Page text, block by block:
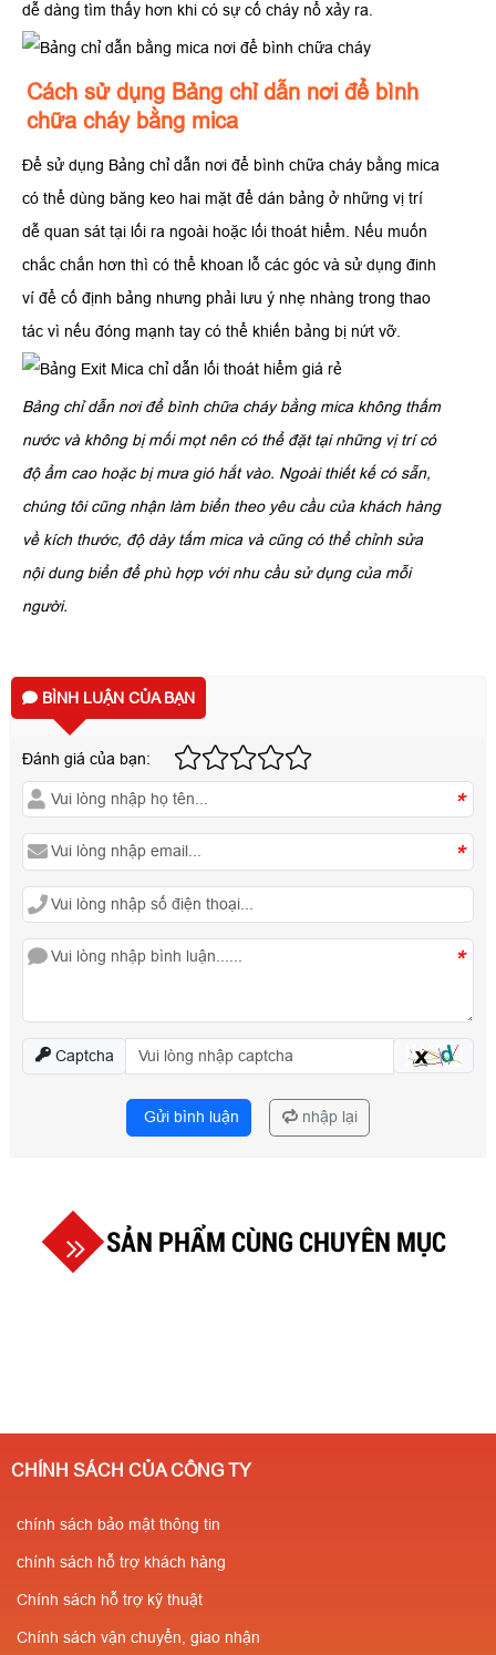
dễ dàng tìm thấy hơn khi có sự cố cháy nổ xảy ra.
Cách sử dụng Bảng chỉ dẫn nơi để bình
chữa cháy bằng mica
Để sử dụng Bảng chỉ dẫn nơi để bình chữa cháy bằng mica
có thể dùng băng keo hai mặt để dán bảng ở những vị trí
dễ quan sát tại lối ra ngoài hoặc lối thoát hiểm. Nếu muốn
chắc chắn hơn thì có thể khoan lỗ các góc và sử dụng đinh
ví để cố định bảng nhưng phải lưu ý nhẹ nhàng trong thao
tác vì nếu đóng mạnh tay có thể khiến bảng bị nứt vỡ.
Bảng chỉ dẫn nơi để bình chữa cháy bằng mica không thấm
nước và không bị mối mọt nên có thể đặt tại những vị trí có
độ ẩm cao hoặc bị mưa gió hắt vào. Ngoài thiết kế có sẵn,
chúng tôi cũng nhận làm biển theo yêu cầu của khách hàng
về kích thước, độ dày tấm mica và cũng có thể chỉnh sửa
nội dung biển để phù hợp với nhu cầu sử dụng của mỗi
người.
BÌNH LUẬN CỦA BẠN
Đánh giá của bạn:
*
*
*
Captcha
Gửi bình luận nhập lại
SẢN PHẨM CÙNG CHUYÊN MỤC
CHÍNH SÁCH CỦA CÔNG TY
chính sách bảo mật thông tin
chính sách hỗ trợ khách hàng
Chính sách hỗ trợ kỹ thuật
Chính sách vận chuyển, giao nhận